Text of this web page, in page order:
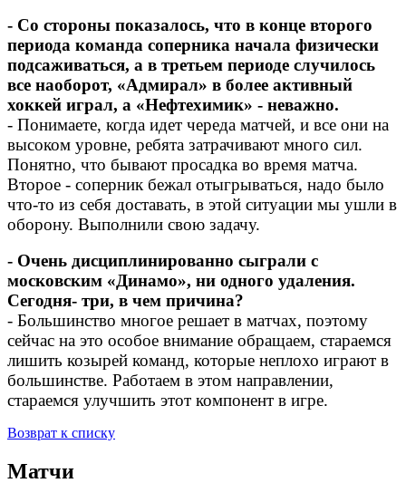
- Со стороны показалось, что в конце второго
периода команда соперника начала физически
подсаживаться, а в третьем периоде случилось
все наоборот, «Адмирал» в более активный
хоккей играл, а «Нефтехимик» - неважно.
- Понимаете, когда идет череда матчей, и все они на
высоком уровне, ребята затрачивают много сил.
Понятно, что бывают просадка во время матча.
Второе - соперник бежал отыгрываться, надо было
что-то из себя доставать, в этой ситуации мы ушли в
оборону. Выполнили свою задачу.
- Очень дисциплинированно сыграли с
московским «Динамо», ни одного удаления.
Сегодня- три, в чем причина?
- Большинство многое решает в матчах, поэтому
сейчас на это особое внимание обращаем, стараемся
лишить козырей команд, которые неплохо играют в
большинстве. Работаем в этом направлении,
стараемся улучшить этот компонент в игре.
Возврат к списку
Матчи